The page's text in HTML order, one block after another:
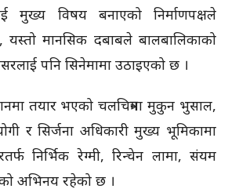
मुख्य विषय बनाएको निर्माणपक्षले
मानसिक दबाबले बालबालिकाको
पनि सिनेमामा उठाइएको छ ।
तयार भएको चलचित्रमा मुकुन भुसाल,
र सिर्जना अधिकारी मुख्य भूमिकामा
निर्भिक रेग्मी, रिन्चेन लामा, संयम
अभिनय रहेको छ ।